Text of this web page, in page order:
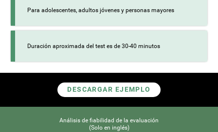
Para adolescentes, adultos jóvenes y personas mayores
Duración aproximada del test es de 30-40 minutos
DESCARGAR EJEMPLO
Análisis de fiabilidad de la evaluación
(Solo en inglés)